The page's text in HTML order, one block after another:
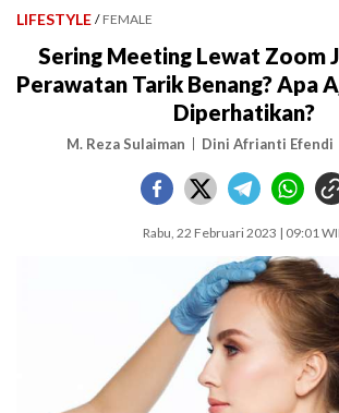
LIFESTYLE / FEMALE
Sering Meeting Lewat Zoom
Perawatan Tarik Benang? Apa
Diperhatikan?
M. Reza Sulaiman Dini Afrianti Efendi
Rabu, 22 Februari 2023 | 09:01